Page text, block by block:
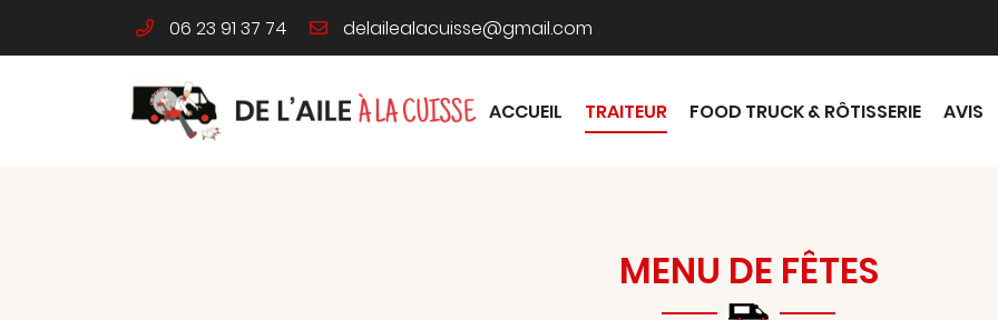
06 23 91 37 74
ACCUEIL TRAITEUR FOOD TRUCK & RÔTISSERIE AVIS
46 Route de Limours
91340 Ollainville
06 23 91 37 74
MENU DE FÊTES